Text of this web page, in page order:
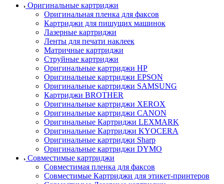
Оригинальные картриджи
Оригинальная пленка для факсов
Картриджи для пишущих машинок
Лазерные картриджи
Ленты для печати наклеек
Матричные картриджи
Струйные картриджи
Оригинальные картриджи HP
Оригинальные картриджи EPSON
Оригинальные картриджи SAMSUNG
Картриджи BROTHER
Оригинальные картриджи XEROX
Оригинальные картриджи CANON
Оригинальные Картриджи LEXMARK
Оригинальные Картриджи KYOCERA
Оригинальные картриджи Sharp
Оригинальные картриджи DYMO
Совместимые картриджи
Совместимая пленка для факсов
Совместимые Картриджи для этикет-принтеров